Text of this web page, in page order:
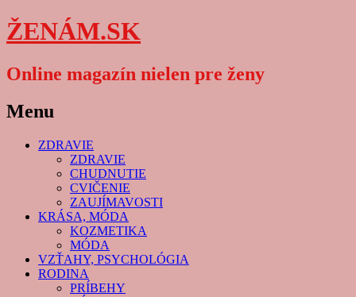
ŽENÁM.SK
Online magazín nielen pre ženy
Menu
Skip
ZDRAVIE
ZDRAVIE
CHUDNUTIE
CVIČENIE
ZAUJÍMAVOSTI
KRÁSA, MÓDA
KOZMETIKA
MÓDA
VZŤAHY, PSYCHOLÓGIA
RODINA
PRÍBEHY